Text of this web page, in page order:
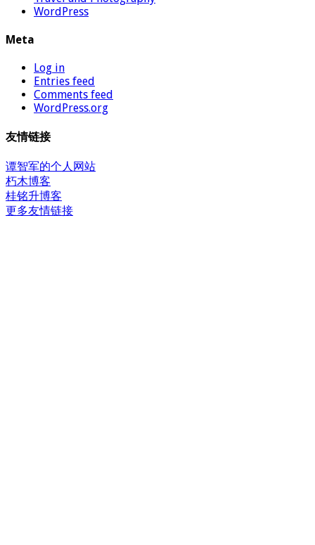
WordPress
Meta
Log in
Entries feed
Comments feed
WordPress.org
友情链接
谭智军的个人网站
朽木博客
桂铭升博客
更多友情链接